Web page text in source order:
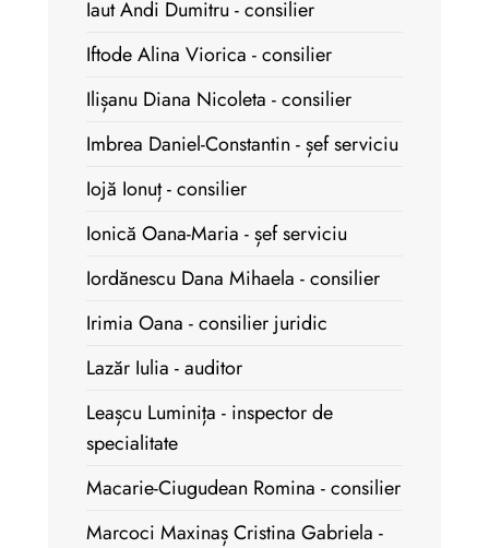
Iaut Andi Dumitru - consilier
Iftode Alina Viorica - consilier
Ilișanu Diana Nicoleta - consilier
Imbrea Daniel-Constantin - șef serviciu
Iojă Ionuț - consilier
Ionică Oana-Maria - șef serviciu
Iordănescu Dana Mihaela - consilier
Irimia Oana - consilier juridic
Lazăr Iulia - auditor
Leașcu Luminița - inspector de
specialitate
Macarie-Ciugudean Romina - consilier
Marcoci Maxinaș Cristina Gabriela -